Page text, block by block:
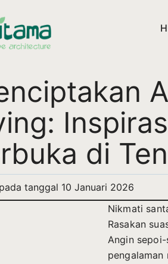
di
tanggal 10 Januari 2026
Nikmati
Rasakan
Angin